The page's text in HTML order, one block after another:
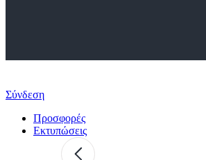
Σύνδεση
Προσφορές
Εκτυπώσεις